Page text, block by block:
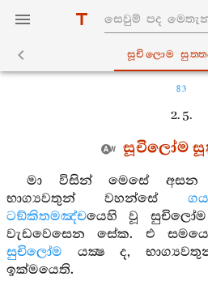
සූචිලොම
83
2. 5.
සූචිලෝම
මා විසින් මෙසේ අසන
භාග්‍යවතුන් වහන්සේ
ටඞ්කිතමඤ්චයෙහි වූ සුචිලෝම
වැඩවෙසෙන සේක. එ
සුචිලෝම යක්‍ෂ ද,
ඉක්මයෙති.